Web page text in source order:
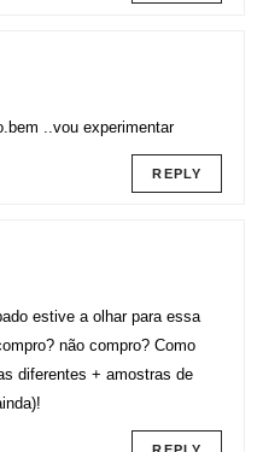
..vou experimentar
REPLY
estive a olhar para essa
não compro? Como
diferentes + amostras de